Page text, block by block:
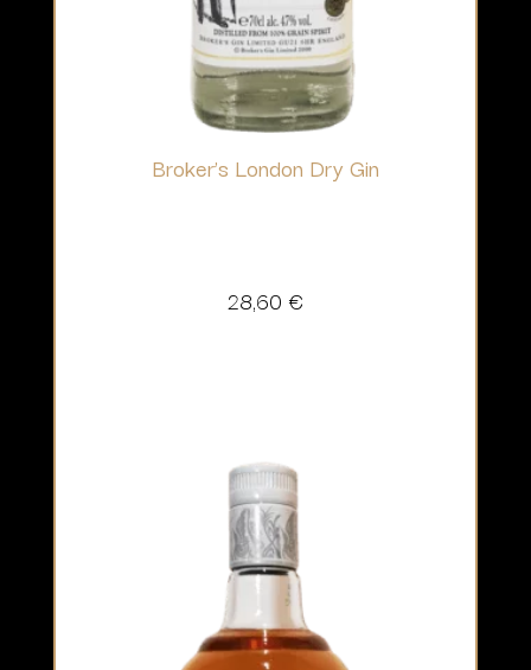
Broker’s London Dry Gin
28,60 €